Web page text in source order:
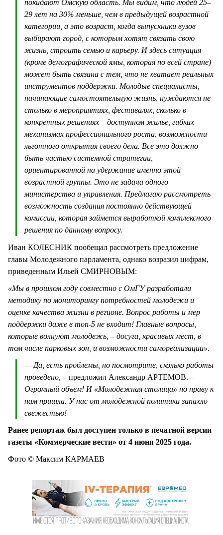
покидают Омскую область. Мы видим, что людей 25–
29 лет на 30% меньше, чем в предыдущей возрастной
категории, а это возраст, когда выпускники вузов
выбирают город, с которым хотят связать свою
жизнь, строить семью и карьеру. И здесь ситуация
(кроме демографической ямы, которая по всей стране)
может быть связана с тем, что не хватает реальных
инструментов поддержки. Молодые специалисты,
начинающие самостоятельную жизнь, нуждаются не
столько в мероприятиях, фестивалях, сколько в
конкретных решениях – доступном жилье, гибких
механизмах профессионального роста, возможности
льготного открытия своего дела. Все это должно
быть частью системной стратегии,
ориентированной на удержание именно этой
возрастной группы. Это не задача одного
министерства и управления. Предлагаю рассмотреть
возможность создания постоянно действующей
комиссии, которая займется выработкой комплексного
решения по данному вопросу.
Иван КОЛЕСНИК пообещал рассмотреть предложение
главы Молодежного парламента, однако возразил цифрам,
приведенным Ильей СМИРНОВЫМ:
«Мы в прошлом году совместно с ОмГУ разработали
методику по мониторингу потребностей молодежи и
оценке качества жизни в регионе. Вопрос работы и мер
поддержки даже в топ-5 не входит! Главные вопросы,
которые волнуют молодежь, – досуга, красивых мест, в
том числе парковых зон, и возможности самореализации».
— Да, есть проблемы, но посмотрите, сколько работы
проведено, – предложил Александр АРТЕМОВ. –
Огромный объем! И «Молодежная столица» по праву к
нам пришла. У нас от молодежной политики запахло
свежестью!
Ранее репортаж был доступен только в печатной версии
газеты «Коммерческие вести» от 4 июня 2025 года.
Фото © Максим КАРМАЕВ